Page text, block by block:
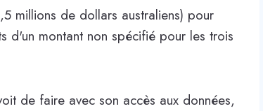
millions de dollars australiens) pour
d'un montant non spécifié pour les trois
de faire avec son accès aux données,